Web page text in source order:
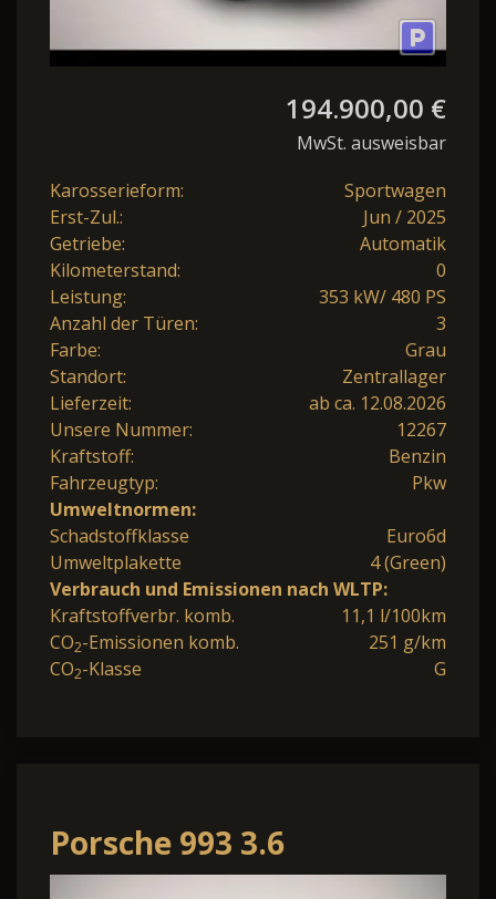
194.900,00 €
MwSt. ausweisbar
Karosserieform:
Sportwagen
Erst-Zul.:
Jun / 2025
Getriebe:
Automatik
Kilometerstand:
0
Leistung:
353 kW/ 480 PS
Anzahl der Türen:
3
Farbe:
Grau
Standort:
Zentrallager
Lieferzeit:
ab ca. 12.08.2026
Unsere Nummer:
12267
Kraftstoff:
Benzin
Fahrzeugtyp:
Pkw
Umweltnormen:
Schadstoffklasse
Euro6d
Umweltplakette
4 (Green)
Verbrauch und Emissionen nach WLTP:
Kraftstoffverbr. komb.
11,1 l/100km
CO2-Emissionen komb.
251 g/km
CO2-Klasse G
Porsche 993 3.6
Turbo*1.Hand*PZ